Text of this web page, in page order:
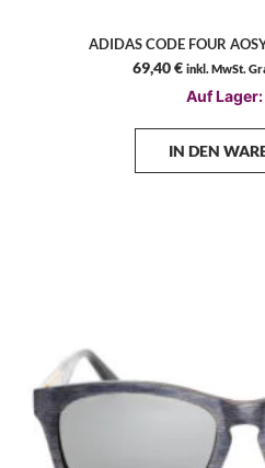
ADIDAS CODE FOUR
69,40€ inkl. MwSt.
Auf Lager:
IN DEN